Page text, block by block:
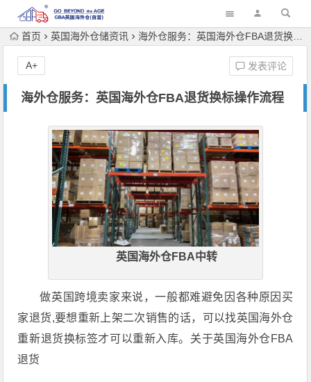
首页 英国海外仓储资讯 海外仓服务：英国海外仓FBA退货换标操作流程
海外仓服务：英国海外仓FBA退货换标操作流程
发表评论
A+
英国海外仓FBA中转
做英国跨境卖家来说，一般都难避免因各种原因买
家退货,要想重新上架二次销售的话，可以找英国海外仓
重新退货换标签才可以重新入库。关于英国海外仓FBA
退货